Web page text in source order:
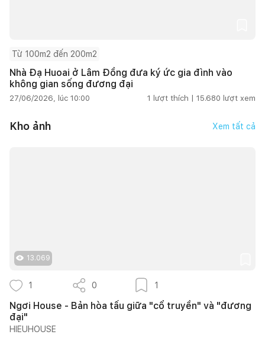
Từ 100m2 đến 200m2
Nhà Đạ Huoai ở Lâm Đồng đưa ký ức gia đình vào
không gian sống đương đại
27/06/2026, lúc 10:00 1 lượt thích | 15.680 lượt xem
Kho ảnh Xem tất cả
13.069
1 0 1
Ngơi House - Bản hòa tấu giữa "cổ truyền" và "đương
đại"
HIEUHOUSE